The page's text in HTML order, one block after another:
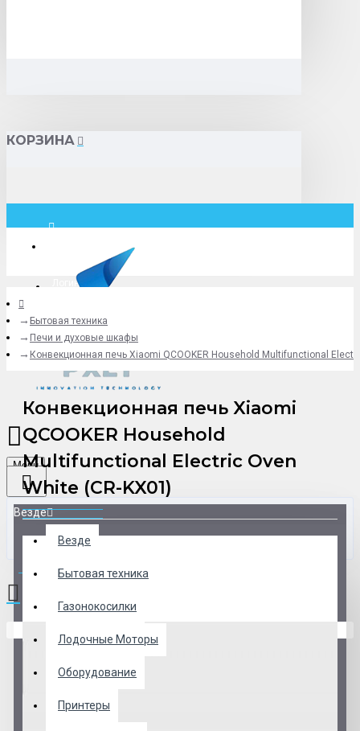
КОРЗИНА
Логин
+79775619766
Menu
Везде
Везде
Бытовая техника
Газонокосилки
Лодочные Моторы
Оборудование
Принтеры
0 товар(ов) - 0 р.
Бытовая техника
Печи и духовые шкафы
Конвекционная печь Xiaomi QCOOKER Household Multifunctional
Конвекционная печь Xiaomi
QCOOKER Household
Multifunctional Electric Oven
White (CR-KX01)